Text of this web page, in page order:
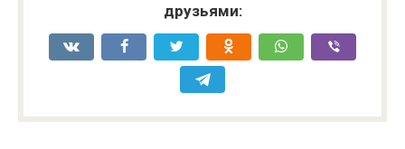
друзьями: